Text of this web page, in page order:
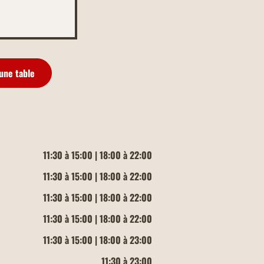
table
11:30 à 15:00 | 18:00 à 22:00
11:30 à 15:00 | 18:00 à 22:00
11:30 à 15:00 | 18:00 à 22:00
11:30 à 15:00 | 18:00 à 22:00
11:30 à 15:00 | 18:00 à 23:00
11:30 à 23:00